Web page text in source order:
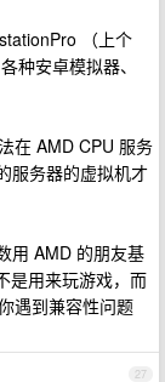
（上个
种安卓模拟器、
在 AMD CPU 服务
服务器的虚拟机才
用 AMD 的朋友基
是用来玩游戏，而
遇到兼容性问题
27